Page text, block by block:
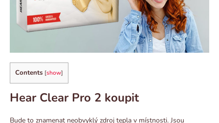
Contents [show]
Hear Clear Pro 2 koupit
Bude to znamenat neobvyklý zdroj tepla v místnosti. Jsou